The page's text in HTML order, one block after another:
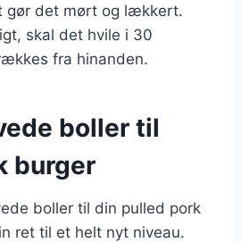
gør det mørt og lækkert.
skal det hvile i 30
fra hinanden.
boller til
burger
boller til din pulled pork
ret til et helt nyt niveau.